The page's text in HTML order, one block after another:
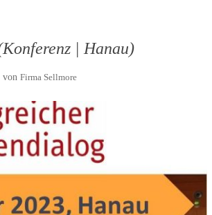
| Hanau)
von Firma Sellmore